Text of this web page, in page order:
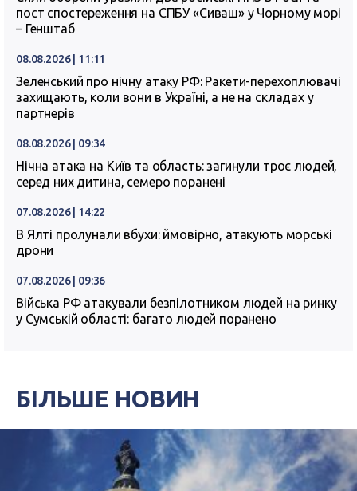
пост спостереження на СПБУ «Сиваш» у Чорному морі
– Генштаб
08.08.2026 | 11:11
Зеленський про нічну атаку РФ: Ракети-перехоплювачі
захищають, коли вони в Україні, а не на складах у
партнерів
08.08.2026 | 09:34
Нічна атака на Київ та область: загинули троє людей,
серед них дитина, семеро поранені
07.08.2026 | 14:22
В Ялті пролунали вбухи: ймовірно, атакують морські
дрони
07.08.2026 | 09:36
Війська РФ атакували безпілотником людей на ринку
у Сумській області: багато людей поранено
БІЛЬШЕ НОВИН